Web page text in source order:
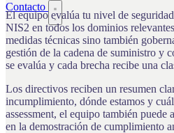
Contacto
El equipo evalúa tu nivel de
NIS2 en todos los dominios
medidas técnicas sino también
gestión de la cadena de suministro y
se evalúa y cada brecha recibe una
Los directivos reciben un resumen
incumplimiento, dónde estamos y
assessment, el equipo también
en la demostración de cumplimiento